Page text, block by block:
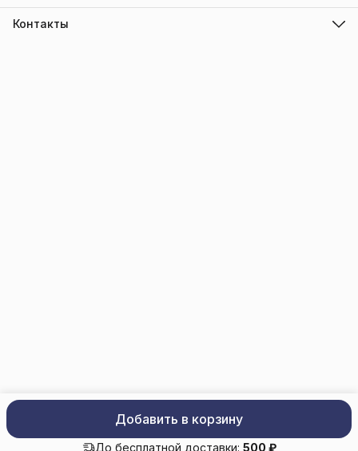
Добавить в корзину
До бесплатной доставки: 500 ₽
Контакты
trade-elektro.ruПолитика конфиденциальностиОферта